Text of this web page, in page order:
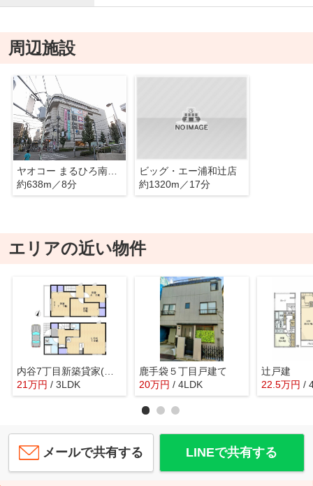
周辺施設
ヤオコー まるひろ南浦和店(埼玉県)
約638m／8分
ビッグ・エー浦和辻店
約1320m／17分
エリアの近い物件
内谷7丁目新築貸家(イクエハウス）
21万円 / 3LDK
鹿手袋５丁目戸建て
20万円 / 4LDK
辻戸建
22.5万円 /
メールで共有する LINEで共有する